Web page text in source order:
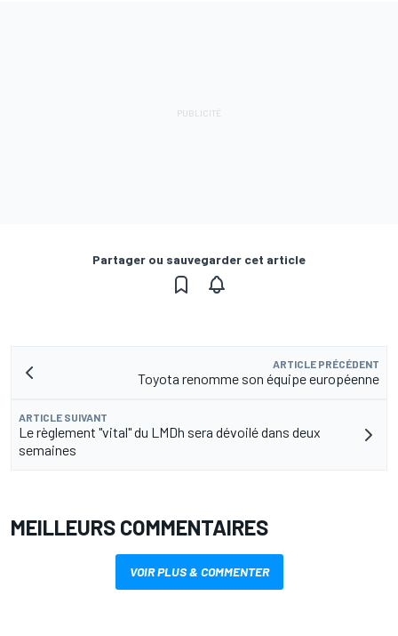
Partager ou sauvegarder cet article
ARTICLE PRÉCÉDENT
Toyota renomme son équipe européenne
ARTICLE SUIVANT
Le règlement "vital" du LMDh sera dévoilé dans deux
semaines
MEILLEURS COMMENTAIRES
VOIR PLUS & COMMENTER